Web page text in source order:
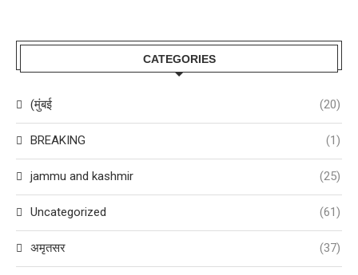
CATEGORIES
(मुंबई (20)
BREAKING (1)
jammu and kashmir (25)
Uncategorized (61)
अमृतसर (37)